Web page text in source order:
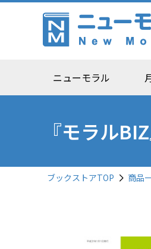
ニューモラル
『モラル
ブックストアTOP 商品